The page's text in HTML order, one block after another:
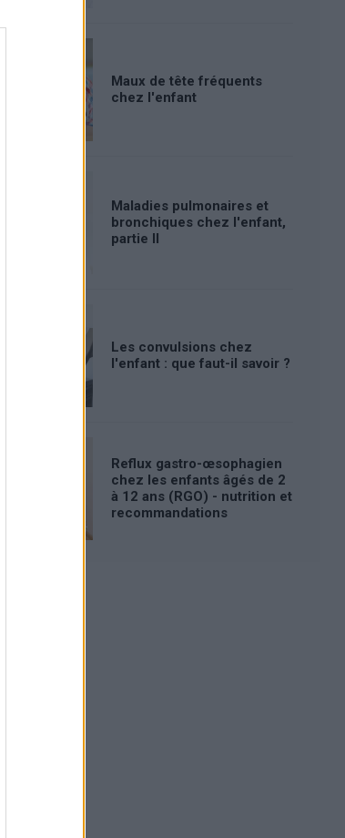
Maux de tête fréquents
chez l'enfant
Maladies pulmonaires et
bronchiques chez l'enfant,
partie II
Les convulsions chez
l'enfant : que faut-il savoir ?
Reflux gastro-œsophagien
chez les enfants âgés de 2
à 12 ans (RGO) - nutrition et
recommandations